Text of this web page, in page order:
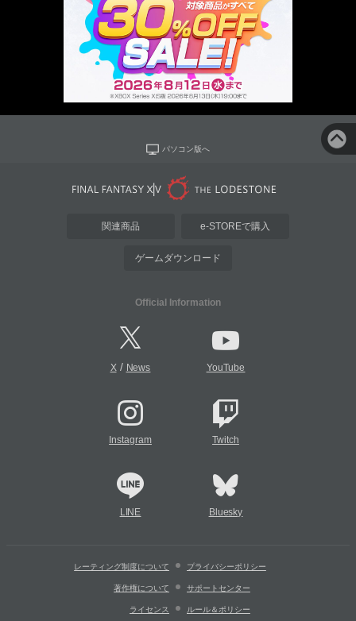
パソコン版へ
関連商品 e-STOREで購入
ゲームダウンロード
Official Information
X/ News YouTube
Instagram Twitch
LINE Bluesky
レーティング制度について プライバシーポリシー
著作権について サポートセンター
ライセンス ルール＆ポリシー